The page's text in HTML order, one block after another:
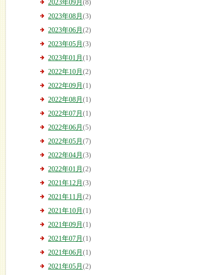
2023年09月 (8)
2023年08月 (3)
2023年06月 (2)
2023年05月 (3)
2023年01月 (1)
2022年10月 (2)
2022年09月 (1)
2022年08月 (1)
2022年07月 (1)
2022年06月 (5)
2022年05月 (7)
2022年04月 (3)
2022年01月 (2)
2021年12月 (3)
2021年11月 (2)
2021年10月 (1)
2021年09月 (1)
2021年07月 (1)
2021年06月 (1)
2021年05月 (2)